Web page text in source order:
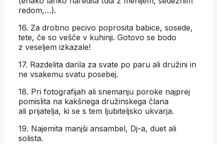
redom,…).
16. Za drobno pecivo poprosita babice, sosede,
tete, če so vešče v kuhinji. Gotovo se bodo
z veseljem izkazale!
17. Razdelita darila za svate po paru ali družini in
ne vsakemu svatu posebej.
18. Pri fotografijah ali snemanju poroke najprej
pomislita na kakšnega družinskega člana
ali prijatelja, ki se s tem ljubiteljsko ukvarja.
19. Najemita manjši ansambel, Dj-a, duet ali
solista.